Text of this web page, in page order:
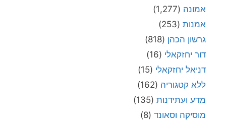
אמונה (1,277)
אמנות (253)
גרשון הכהן (818)
דור יחזקאלי (16)
דניאל יחזקאלי (15)
ללא קטגוריה (162)
מדע ועתידנות (135)
מוסיקה וסאונד (8)